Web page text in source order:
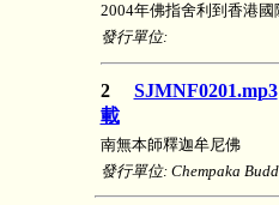
2004年佛指舍利到香港
發行單位:
2 SJMNF0201.mp3
載
南無本師釋迦牟尼佛
發行單位: Chempaka